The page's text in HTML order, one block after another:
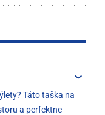
Táto taška na
a perfektne